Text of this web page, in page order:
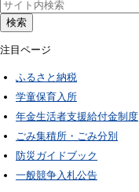
検索
注目ページ
ふるさと納税
学童保育入所
年金生活者支援給付金制度
ごみ集積所・ごみ分別
防災ガイドブック
一般競争入札公告